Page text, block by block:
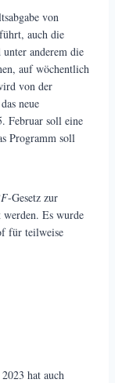
von
auch die
anderem die
auf wöchentlich
von der
neue
Februar soll eine
Programm soll
-Gesetz zur
Es wurde
für teilweise
hat auch